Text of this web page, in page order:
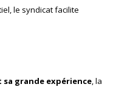
le syndicat facilite
grande expérience , la